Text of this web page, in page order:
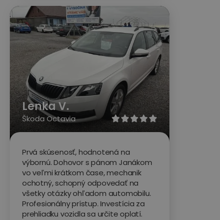

Lenka V.
Škoda Octavia
Prvá skúsenosť, hodnotená na
výbornú. Dohovor s pánom Janákom
vo veľmi krátkom čase, mechanik
ochotný, schopný odpovedať na
všetky otázky ohľadom automobilu.
Profesionálny prístup. Investícia za
prehliadku vozidla sa určite oplatí.